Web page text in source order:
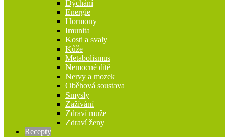
Dýchání
Energie
Hormony
Imunita
Kosti a svaly
Kůže
Metabolismus
Nemocné dítě
Nervy a mozek
Oběhová soustava
Smysly
Zažívání
Zdraví muže
Zdraví ženy
Recepty